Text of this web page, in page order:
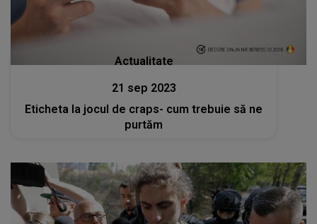
Actualitate
21 sep 2023
Eticheta la jocul de craps- cum trebuie să ne
purtăm